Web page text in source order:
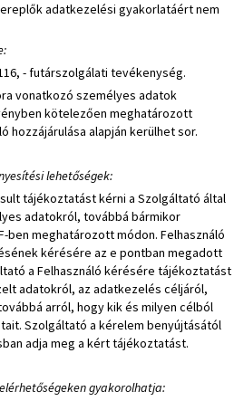
adatkezelési gyakorlatáért nem
- futárszolgálati tevékenység.
vonatkozó személyes adatok
kötelezően meghatározott
hozzájárulása alapján kerülhet sor.
lehetőségek:
tájékoztatást kérni a Szolgáltató által
adatokról, továbbá bármikor
ben meghatározott módon. Felhasználó
kérésére az e pontban megadott
a Felhasználó kérésére tájékoztatást
adatokról, az adatkezelés céljáról,
arról, hogy kik és milyen célból
Szolgáltató a kérelem benyújtásától
adja meg a kért tájékoztatást.
gyakorolhatja: